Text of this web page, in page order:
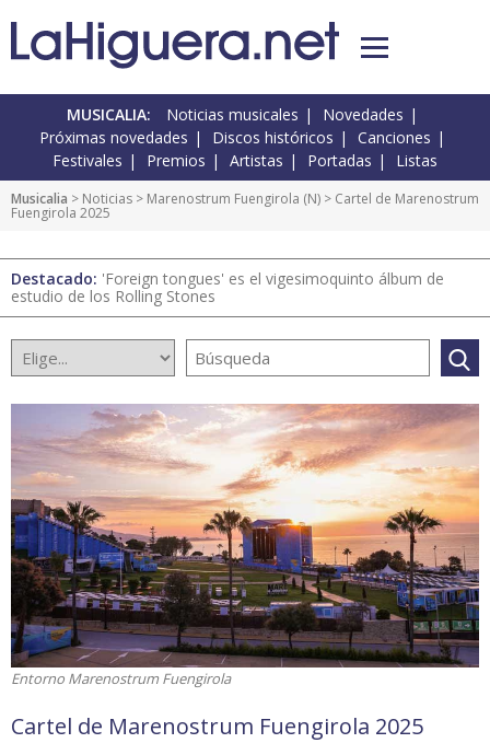
MUSICALIA: Noticias musicales
Novedades
Próximas novedades
Discos históricos
Canciones
Festivales
Premios Artistas Portadas Listas
Musicalia > Noticias > Marenostrum Fuengirola (N) > Cartel de Marenostrum
Fuengirola 2025
Destacado: 'Foreign tongues' es el vigesimoquinto álbum de
estudio de los Rolling Stones
Entorno Marenostrum Fuengirola
Cartel de Marenostrum Fuengirola 2025